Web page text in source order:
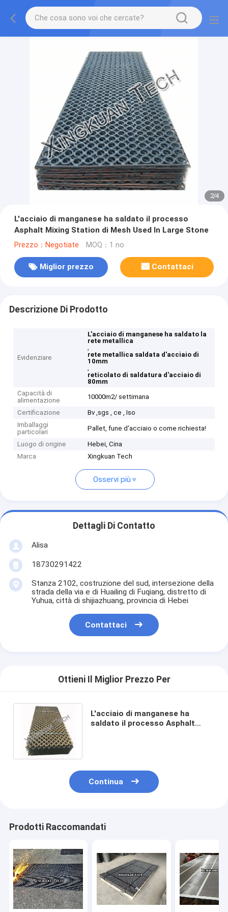
2/4
L'acciaio di manganese ha saldato il processo
Asphalt Mixing Station di Mesh Used In Large Stone
Prezzo：Negotiate MOQ：1 no
Miglior prezzo Contattaci
Descrizione Di Prodotto
Evidenziare
L'acciaio di manganese ha saldato la
rete metallica
,
rete metallica saldata d'acciaio di
10mm
,
reticolato di saldatura d'acciaio di
80mm
Capacità di
alimentazione
10000m2/ settimana
Certificazione
Bv ,sgs , ce , Iso
Imballaggi
particolari
Pallet, fune d'acciaio o come richiesta!
Luogo di origine
Hebei, Cina
Marca
Xingkuan Tech
Osservi più
Dettagli Di Contatto
Alisa
18730291422
Stanza 2102, costruzione del sud, intersezione della
strada della via e di Huailing di Fuqiang, distretto di
Yuhua, città di shijiazhuang, provincia di Hebei
Contattaci
Ottieni Il Miglior Prezzo Per
L'acciaio di manganese ha
saldato il processo Asphalt
Continua
Prodotti Raccomandati